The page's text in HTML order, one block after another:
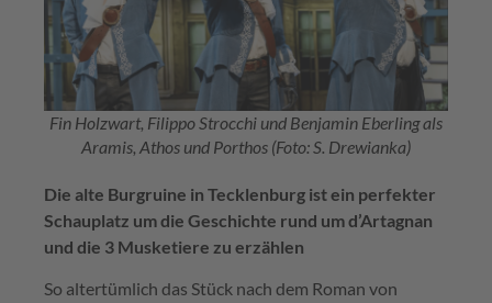
Fin Holzwart, Filippo Strocchi und Benjamin Eberling als
Aramis, Athos und Porthos (Foto: S. Drewianka)
Die alte Burgruine in Tecklenburg ist ein perfekter
Schauplatz um die Geschichte rund um d’Artagnan
und die 3 Musketiere zu erzählen
So altertümlich das Stück nach dem Roman von